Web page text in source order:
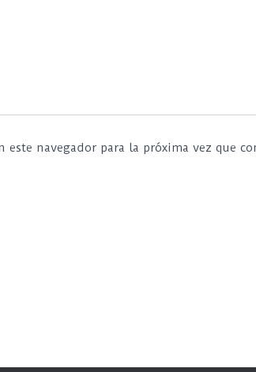
navegador para la próxima vez que